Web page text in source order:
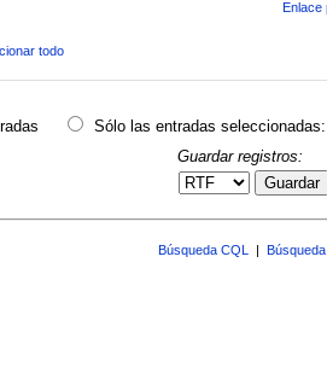
Enlace
todo
Sólo las entradas seleccionadas:
Guardar registros:
Guardar
Búsqueda CQL